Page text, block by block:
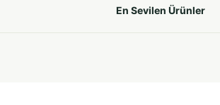
En Sevilen Ürünler